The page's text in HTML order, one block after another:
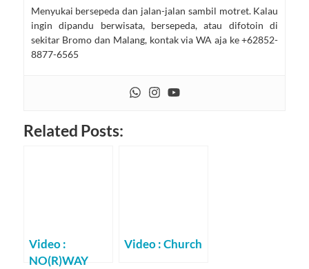
Menyukai bersepeda dan jalan-jalan sambil motret. Kalau
ingin dipandu berwisata, bersepeda, atau difotoin di
sekitar Bromo dan Malang, kontak via WA aja ke +62852-
8877-6565
Related Posts:
Video :
NO(R)WAY
Video : Church